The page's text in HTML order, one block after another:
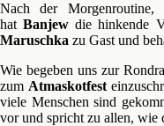
Nach der Morgenroutine,
hatBanjew die hinkende
Maruschka zu Gast und
Wie begeben uns zur
zum Atmaskotfest
viele Menschen sind
vor und spricht zu allen, wie